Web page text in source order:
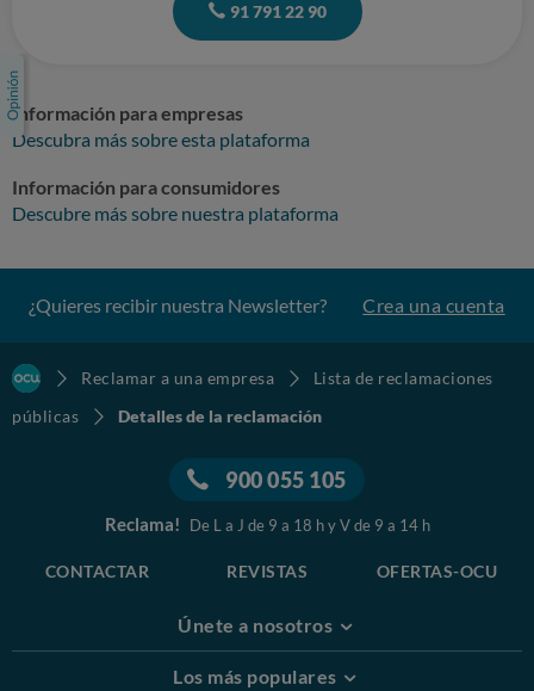
91 791 22 90
Información para empresas
Descubra más sobre esta plataforma
Información para consumidores
Descubre más sobre nuestra plataforma
¿Quieres recibir nuestra Newsletter? Crea una cuenta
Reclamar a una empresa
Lista de reclamaciones
públicas
Detalles de la reclamación
900 055 105
Reclama! De L a J de 9 a 18 h y V de 9 a 14 h
CONTACTAR REVISTAS OFERTAS-OCU
Únete a nosotros
Los más populares